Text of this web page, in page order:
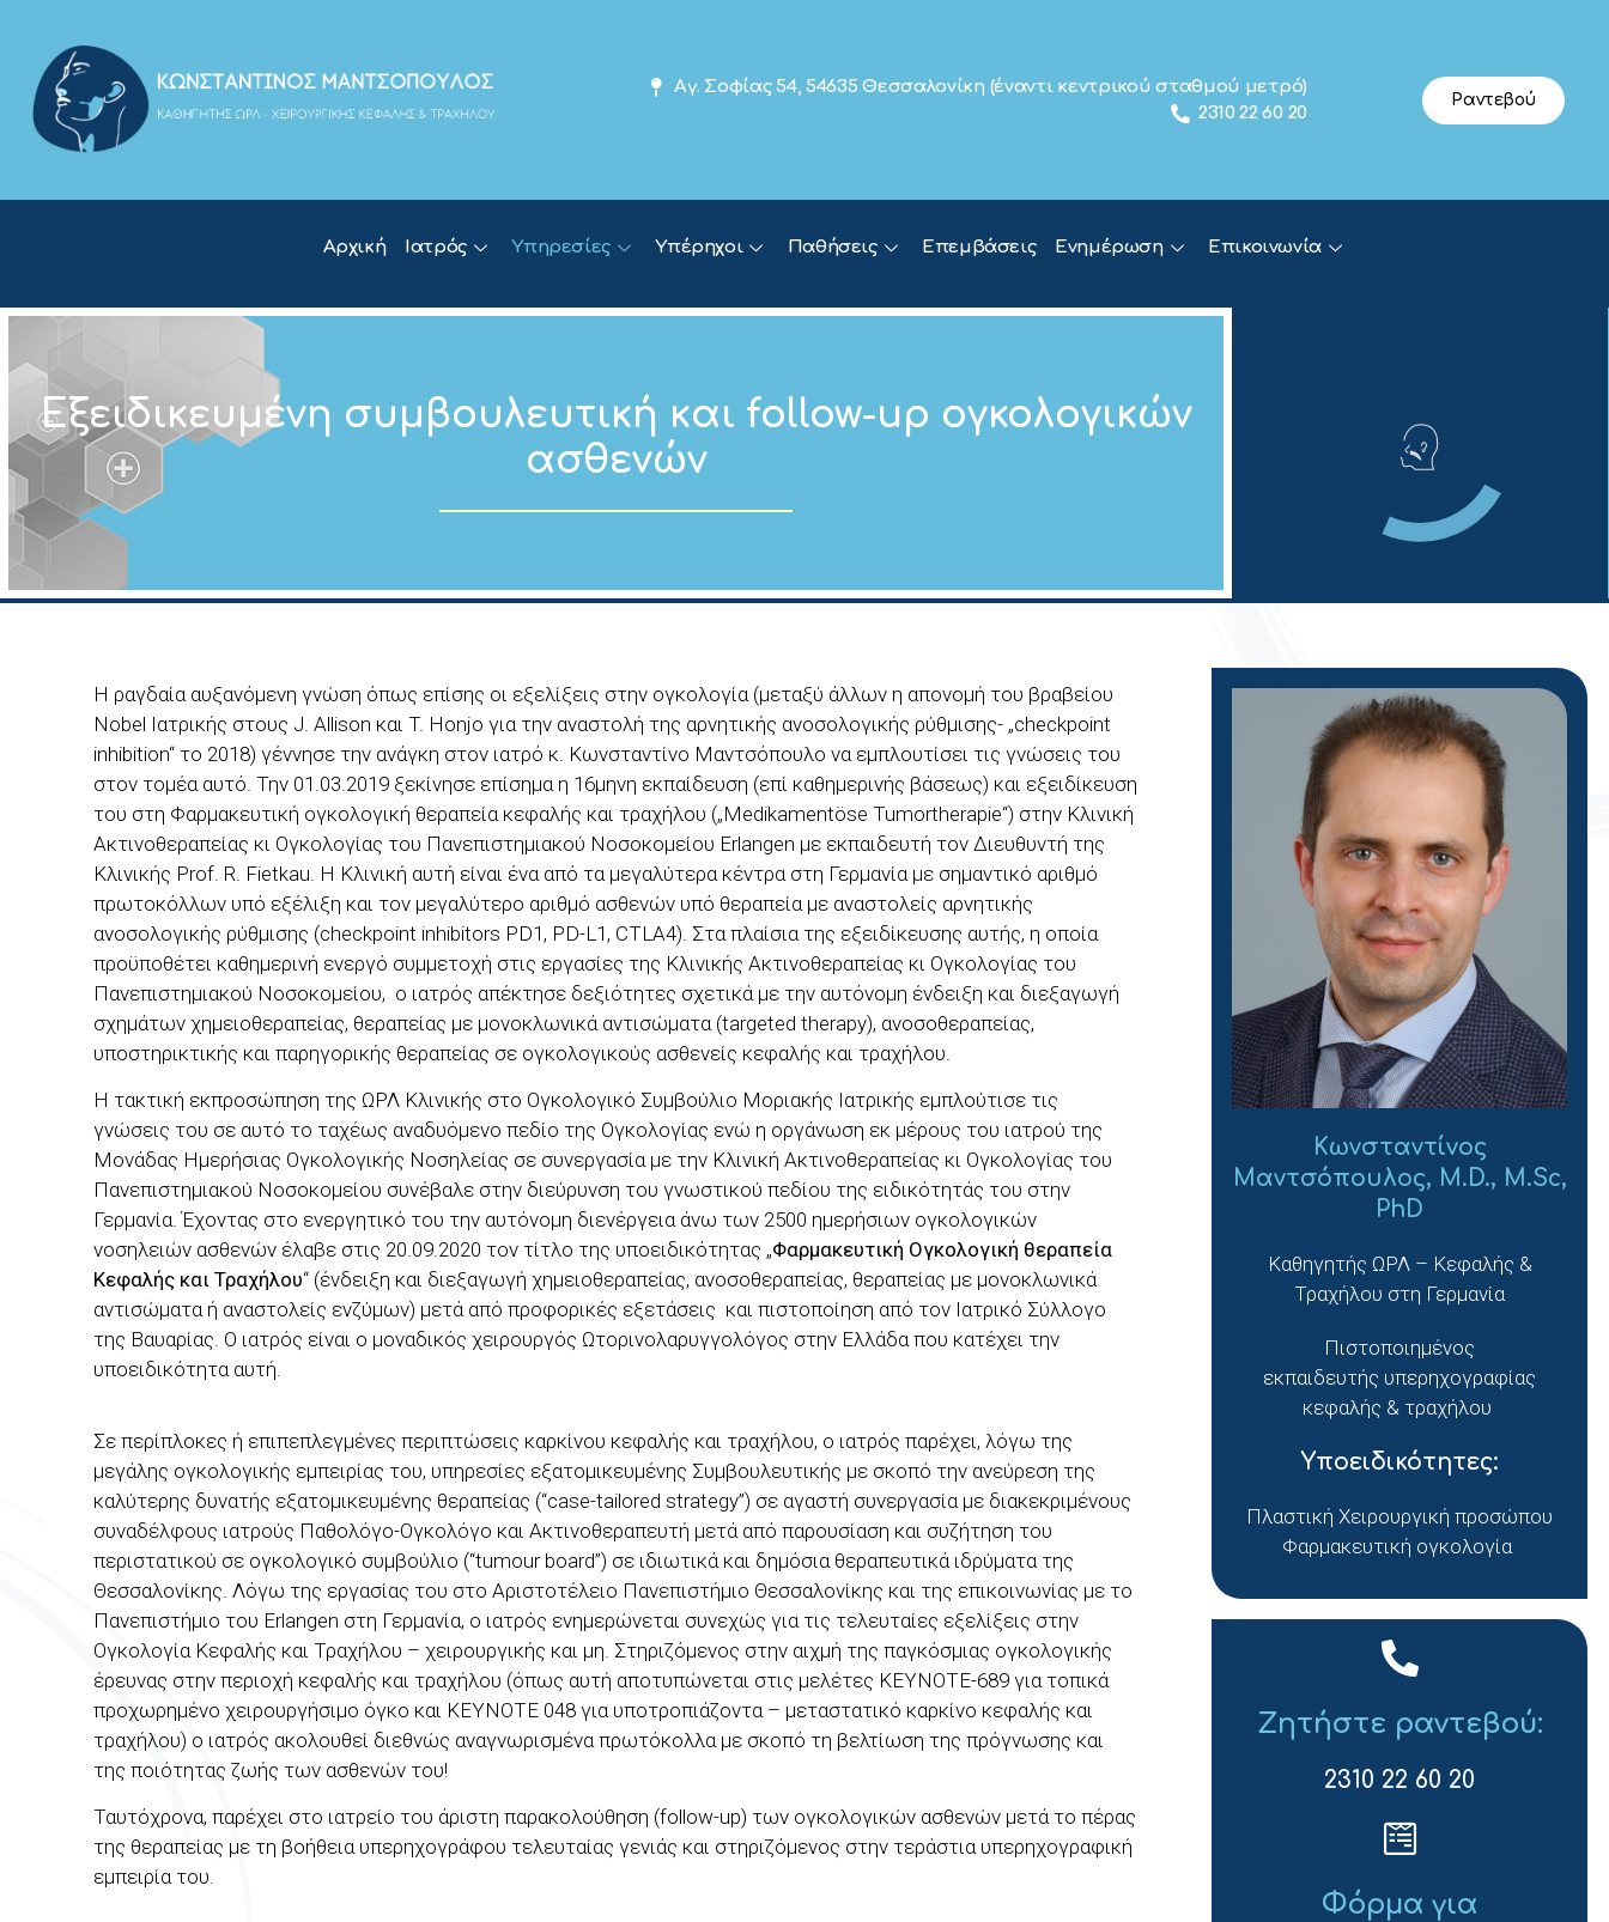
Αγ. Σοφίας 54, 54635 Θεσσαλονίκη (έναντι κεντρικού σταθμού μετρό)
2310 22 60 20
Ραντεβού
Αρχική Ιατρός Υπηρεσίες Υπέρηχοι Παθήσεις Επεμβάσεις Ενημέρωση Επικοινωνία
Εξειδικευμένη συμβουλευτική και follow-up ογκολογικών
ασθενών
Η ραγδαία αυξανόμενη γνώση όπως επίσης οι εξελίξεις στην ογκολογία (μεταξύ άλλων η απονομή του βραβείου
Nobel Ιατρικής στους J. Allison και T. Ηοnjo για την αναστολή της αρνητικής ανοσολογικής ρύθμισης- „checkpoint
inhibition“ το 2018) γέννησε την ανάγκη στον ιατρό κ. Κωνσταντίνο Μαντσόπουλο να εμπλουτίσει τις γνώσεις του
στον τομέα αυτό. Την 01.03.2019 ξεκίνησε επίσημα η 16μηνη εκπαίδευση (επί καθημερινής βάσεως) και εξειδίκευση
του στη Φαρμακευτική ογκολογική θεραπεία κεφαλής και τραχήλου („Medikamentöse Tumortherapie“) στην Κλινική
Ακτινοθεραπείας κι Ογκολογίας του Πανεπιστημιακού Νοσοκομείου Erlangen με εκπαιδευτή τον Διευθυντή της
Κλινικής Prof. R. Fietkau. Η Κλινική αυτή είναι ένα από τα μεγαλύτερα κέντρα στη Γερμανία με σημαντικό αριθμό
πρωτοκόλλων υπό εξέλιξη και τον μεγαλύτερο αριθμό ασθενών υπό θεραπεία με αναστολείς αρνητικής
ανοσολογικής ρύθμισης (checkpoint inhibitors PD1, PD-L1, CTLA4). Στα πλαίσια της εξειδίκευσης αυτής, η οποία
προϋποθέτει καθημερινή ενεργό συμμετοχή στις εργασίες της Κλινικής Ακτινοθεραπείας κι Ογκολογίας του
Πανεπιστημιακού Νοσοκομείου, o ιατρός απέκτησε δεξιότητες σχετικά με την αυτόνομη ένδειξη και διεξαγωγή
σχημάτων χημειοθεραπείας, θεραπείας με μονοκλωνικά αντισώματα (targeted therapy), ανοσοθεραπείας,
υποστηρικτικής και παρηγορικής θεραπείας σε ογκολογικούς ασθενείς κεφαλής και τραχήλου.
Η τακτική εκπροσώπηση της ΩΡΛ Κλινικής στο Ογκολογικό Συμβούλιο Μοριακής Ιατρικής εμπλούτισε τις
γνώσεις του σε αυτό το ταχέως αναδυόμενο πεδίο της Ογκολογίας ενώ η οργάνωση εκ μέρους του ιατρού της
Μονάδας Ημερήσιας Ογκολογικής Νοσηλείας σε συνεργασία με την Κλινική Ακτινοθεραπείας κι Ογκολογίας του
Πανεπιστημιακού Νοσοκομείου συνέβαλε στην διεύρυνση του γνωστικού πεδίου της ειδικότητάς του στην
Γερμανία. Έχοντας στο ενεργητικό του την αυτόνομη διενέργεια άνω των 2500 ημερήσιων ογκολογικών
νοσηλειών ασθενών έλαβε στις 20.09.2020 τον τίτλο της υποειδικότητας „Φαρμακευτική Ογκολογική θεραπεία
Κεφαλής και Τραχήλου“ (ένδειξη και διεξαγωγή χημειοθεραπείας, ανοσοθεραπείας, θεραπείας με μονοκλωνικά
αντισώματα ή αναστολείς ενζύμων) μετά από προφορικές εξετάσεις και πιστοποίηση από τον Ιατρικό Σύλλογο
της Βαυαρίας. Ο ιατρός είναι ο μοναδικός χειρουργός Ωτορινολαρυγγολόγος στην Ελλάδα που κατέχει την
υποειδικότητα αυτή.
Σε περίπλοκες ή επιπεπλεγμένες περιπτώσεις καρκίνου κεφαλής και τραχήλου, ο ιατρός παρέχει, λόγω της
μεγάλης ογκολογικής εμπειρίας του, υπηρεσίες εξατομικευμένης Συμβουλευτικής με σκοπό την ανεύρεση της
καλύτερης δυνατής εξατομικευμένης θεραπείας (“case-tailored strategy”) σε αγαστή συνεργασία με διακεκριμένους
συναδέλφους ιατρούς Παθολόγο-Ογκολόγο και Ακτινοθεραπευτή μετά από παρουσίαση και συζήτηση του
περιστατικού σε ογκολογικό συμβούλιο (“tumour board”) σε ιδιωτικά και δημόσια θεραπευτικά ιδρύματα της
Θεσσαλονίκης. Λόγω της εργασίας του στο Αριστοτέλειο Πανεπιστήμιο Θεσσαλονίκης και της επικοινωνίας με το
Πανεπιστήμιο του Erlangen στη Γερμανία, ο ιατρός ενημερώνεται συνεχώς για τις τελευταίες εξελίξεις στην
Ογκολογία Κεφαλής και Τραχήλου – χειρουργικής και μη. Στηριζόμενος στην αιχμή της παγκόσμιας ογκολογικής
έρευνας στην περιοχή κεφαλής και τραχήλου (όπως αυτή αποτυπώνεται στις μελέτες KEYNOTE-689 για τοπικά
προχωρημένο χειρουργήσιμο όγκο και KEYNOTE 048 για υποτροπιάζοντα – μεταστατικό καρκίνο κεφαλής και
τραχήλου) ο ιατρός ακολουθεί διεθνώς αναγνωρισμένα πρωτόκολλα με σκοπό τη βελτίωση της πρόγνωσης και
της ποιότητας ζωής των ασθενών του!
Ταυτόχρονα, παρέχει στο ιατρείο του άριστη παρακολούθηση (follow-up) των ογκολογικών ασθενών μετά το πέρας
της θεραπείας με τη βοήθεια υπερηχογράφου τελευταίας γενιάς και στηριζόμενος στην τεράστια υπερηχογραφική
εμπειρία του.
Κωνσταντίνος
Μαντσόπουλος, M.D., M.Sc,
PhD
Καθηγητής ΩΡΛ – Κεφαλής &
Τραχήλου στη Γερμανία
Πιστοποιημένος
εκπαιδευτής υπερηχογραφίας
κεφαλής & τραχήλου
Υποειδικότητες:
Πλαστική Χειρουργική προσώπου
Φαρμακευτική ογκολογία
Ζητήστε ραντεβού:
2310 22 60 20
Φόρμα για